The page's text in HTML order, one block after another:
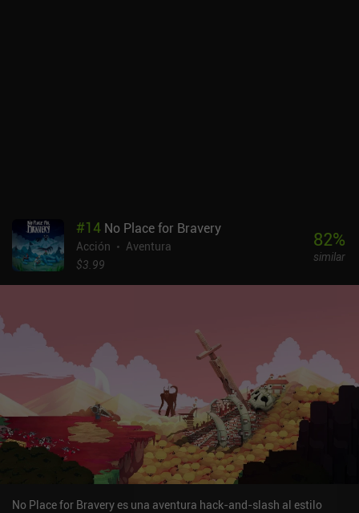
#14 No Place for Bravery
Acción
Aventura
$3.99
82%
similar
No Place for Bravery es una aventura hack-and-slash al estilo